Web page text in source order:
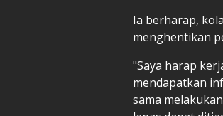
Ia berharap,
menghentikan
"Saya harap
mendapatkan
sama